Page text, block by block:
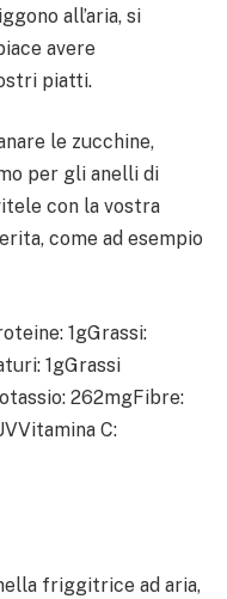
all’aria, si
avere
piatti.
le zucchine,
per gli anelli di
con la vostra
come ad esempio
1gGrassi:
1gGrassi
262mgFibre:
C:
friggitrice ad aria,